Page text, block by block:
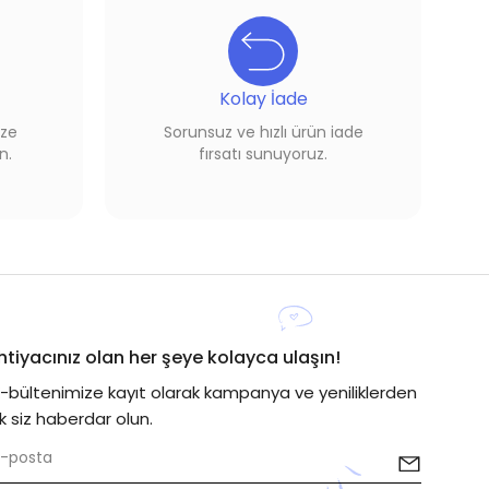
Kolay İade
Sorunsuz ve hızlı ürün iade
fırsatı sunuyoruz.
olan her şeye kolayca ulaşın!
bültenimize kayıt olarak kampanya ve yeniliklerden
siz haberdar olun.